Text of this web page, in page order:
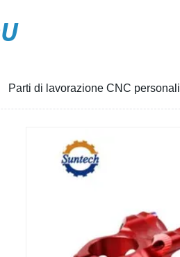
Parti di lavorazione CNC